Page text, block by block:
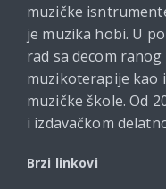
muzičke
je muzika hobi. U
rad sa decom
muzikoterapije kao
muzičke škole. Od
i izdavačkom
Brzi linkovi